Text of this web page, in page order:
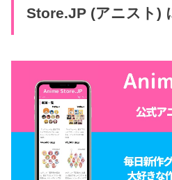
Store.JP (アニスト)